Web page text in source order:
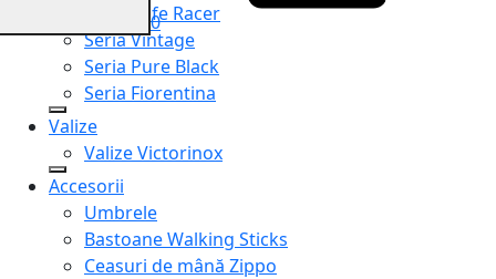
Seria Cafe Racer
Seria Vintage
Seria Pure Black
Seria Fiorentina
Valize
Valize Victorinox
Accesorii
Umbrele
Bastoane Walking Sticks
Ceasuri de mână Zippo
0